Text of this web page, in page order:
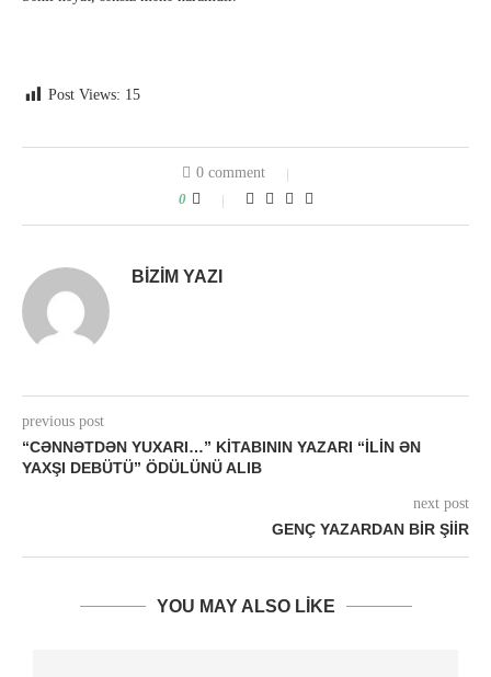
Post Views: 15
0 comment
0
BIZIM YAZI
previous post
“CƏNNƏTDƏN YUXARI…” KITABININ YAZARI “İLIN ƏN
YAXŞI DEBÜTÜ” ÖDÜLÜNÜ ALIB
next post
GENÇ YAZARDAN BIR ŞIIR
YOU MAY ALSO LIKE